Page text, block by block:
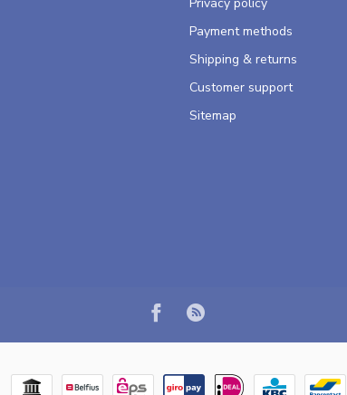
Payment methods
Shipping & returns
Customer support
Sitemap